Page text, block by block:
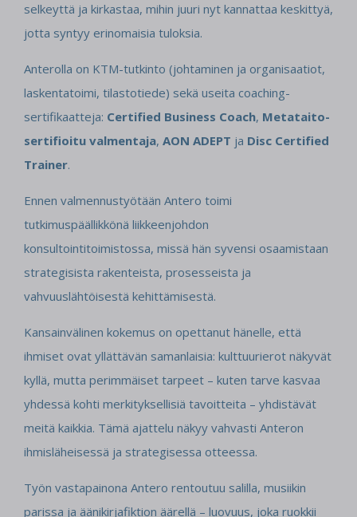
selkeyttä ja kirkastaa, mihin juuri nyt kannattaa keskittyä,
jotta syntyy erinomaisia tuloksia.
Anterolla on KTM-tutkinto (johtaminen ja organisaatiot,
laskentatoimi, tilastotiede) sekä useita coaching-
sertifikaatteja: Certified Business Coach, Metataito-
sertifioitu valmentaja, AON ADEPT ja Disc Certified
Trainer.
Ennen valmennustyötään Antero toimi
tutkimuspäällikkönä liikkeenjohdon
konsultointitoimistossa, missä hän syvensi osaamistaan
strategisista rakenteista, prosesseista ja
vahvuuslähtöisestä kehittämisestä.
Kansainvälinen kokemus on opettanut hänelle, että
ihmiset ovat yllättävän samanlaisia: kulttuurierot näkyvät
kyllä, mutta perimmäiset tarpeet – kuten tarve kasvaa
yhdessä kohti merkityksellisiä tavoitteita – yhdistävät
meitä kaikkia. Tämä ajattelu näkyy vahvasti Anteron
ihmisläheisessä ja strategisessa otteessa.
Työn vastapainona Antero rentoutuu salilla, musiikin
parissa ja äänikirjafiktion äärellä – luovuus, joka ruokkii